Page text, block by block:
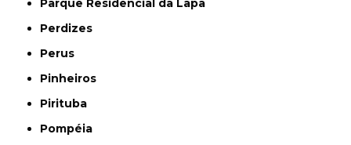
Parque Residencial da Lapa
Perdizes
Perus
Pinheiros
Pirituba
Pompéia